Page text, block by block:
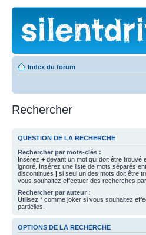
Index du forum
Rechercher
QUESTION DE LA RECHERCHE
Rechercher par mots-clés :
Insérez + devant un mot qui doit être trouvé
ignoré. Insérez une liste de mots séparés
discontinues | si seul un des mots doit être
vous souhaitez effectuer des recherches
Rechercher par auteur :
Utilisez * comme joker si vous souhaitez
partielles.
OPTIONS DE LA RECHERCHE